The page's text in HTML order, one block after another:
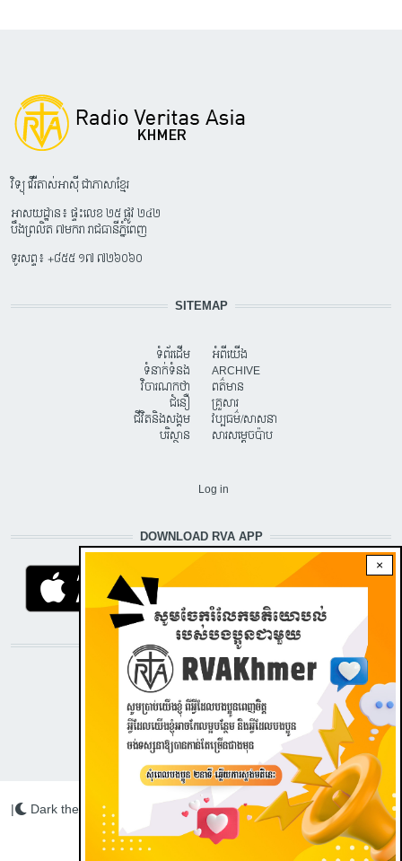
×
វិទ្យុ វើរីតាស់អាស៊ី ជាភាសាខ្មែរ
អាសយដ្ឋាន៖ ផ្ទះលេខ ២៥ ផ្លូវ ២៤២
បឹងព្រលិត ៧មករា រាជធានីភ្នំពេញ
ទូរសព្ទ៖ +៨៥៥ ១៧ ៧២៦០៦០
SITEMAP
ទំព័រដើម
ទំនាក់ទំនង
វិចារណកថា
ជំនឿ
ជីវិតនិងសង្គម
បរិស្ថាន
អំពីយើង
ARCHIVE
ពត៌មាន
គ្រួសារ
វប្បធម៌/សាសនា
សារសម្តេចប៉ាប
Log in
DOWNLOAD RVA APP
STAY CONNECTED WITH US!
Radio Veritas Asia © 2022
| Dark theme